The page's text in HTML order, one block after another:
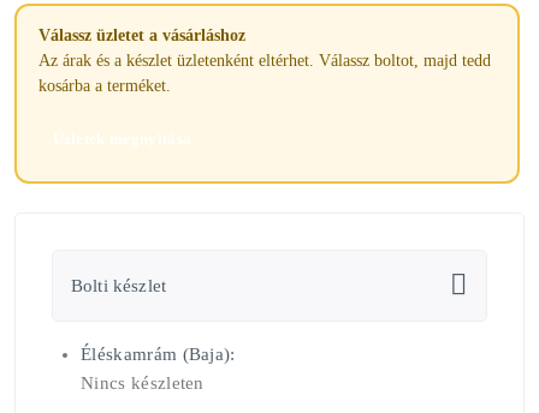
Válassz üzletet a vásárláshoz
Az árak és a készlet üzletenként eltérhet. Válassz boltot, majd tedd
kosárba a terméket.
Üzletek megnyitása
Bolti készlet
Éléskamrám (Baja):
Nincs készleten